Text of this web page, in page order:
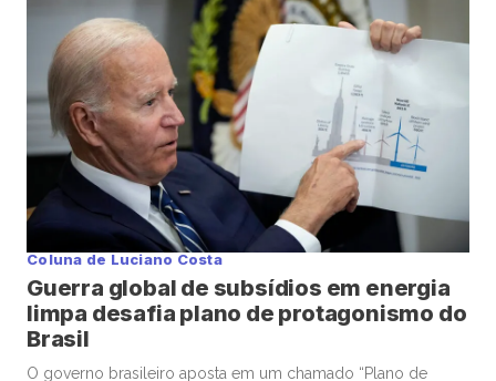
Rosman, que visitou recentemente clientes e investidores em
quatro diferentes países […]
Coluna de Luciano Costa
Guerra global de subsídios em energia
limpa desafia plano de protagonismo do
Brasil
O governo brasileiro aposta em um chamado “Plano de